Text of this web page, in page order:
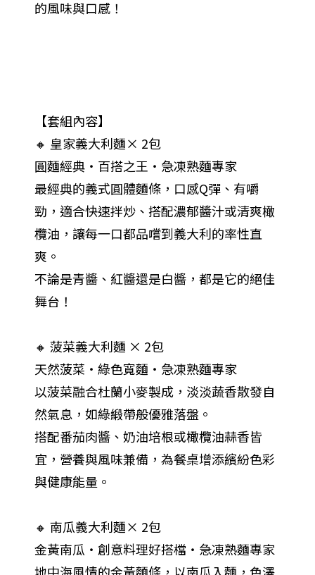
的風味與口感！
【套組內容】
🔸 皇家義大利麵× 2包
圓麵經典・百搭之王・急凍熟麵專家
最經典的義式圓體麵條，口感Q彈、有嚼
勁，適合快速拌炒、搭配濃郁醬汁或清爽橄
欖油，讓每一口都品嚐到義大利的率性直
爽。
不論是青醬、紅醬還是白醬，都是它的絕佳
舞台！
🔸 菠菜義大利麵 × 2包
天然菠菜・綠色寬麵・急凍熟麵專家
以菠菜融合杜蘭小麥製成，淡淡蔬香散發自
然氣息，如綠緞帶般優雅落盤。
搭配番茄肉醬、奶油培根或橄欖油蒜香皆
宜，營養與風味兼備，為餐桌增添繽紛色彩
與健康能量。
🔸 南瓜義大利麵× 2包
金黃南瓜・創意料理好搭檔・急凍熟麵專家